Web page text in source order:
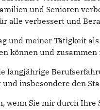
und Senioren
alle verbessert und
und meiner Tätigkeit
können und
langjährige
insbesondere den
wenn Sie mir durch Ihre